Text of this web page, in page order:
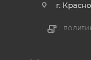
г.